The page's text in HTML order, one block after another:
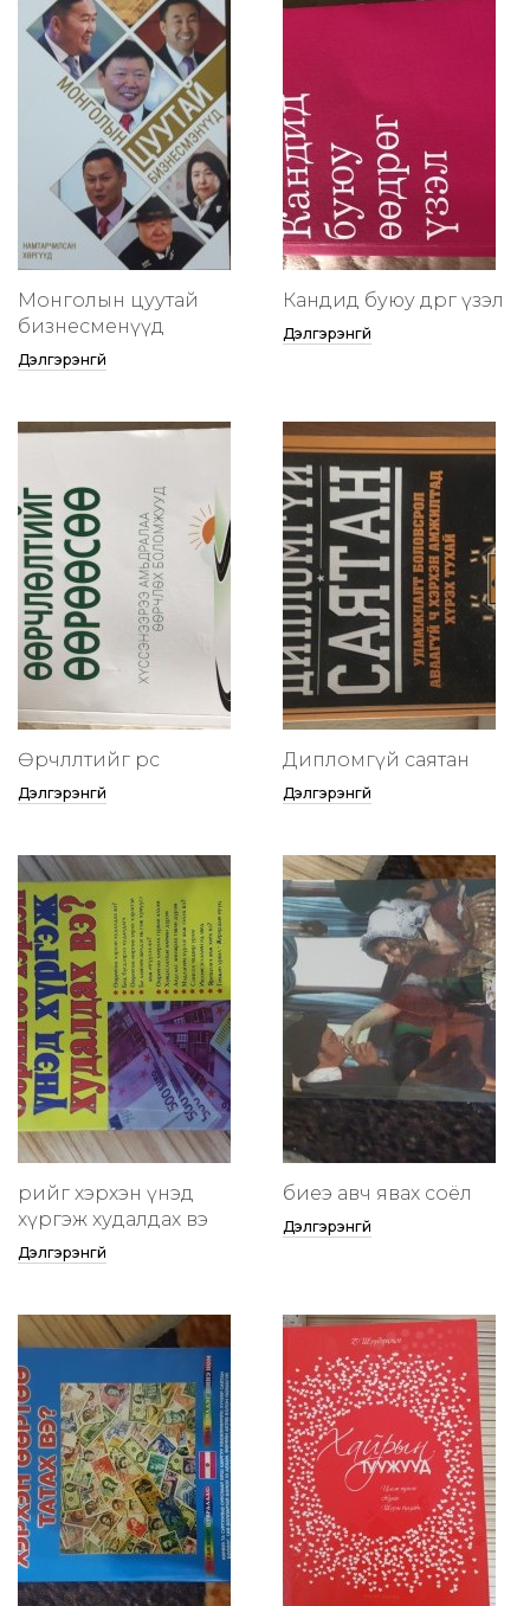
Монголын цуутай
бизнесменүүд
Дэлгэрэнгүй
Кандид буюу өөдрөг үзэл
Дэлгэрэнгүй
Өөрчлөлтийг өөрөөсөө
Дэлгэрэнгүй
Дипломгүй саятан
Дэлгэрэнгүй
өөрийгөө хэрхэн үнэд
хүргэж худалдах вэ
Дэлгэрэнгүй
биеэ авч явах соёл
Дэлгэрэнгүй